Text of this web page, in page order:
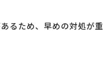
るため、早めの対処が重